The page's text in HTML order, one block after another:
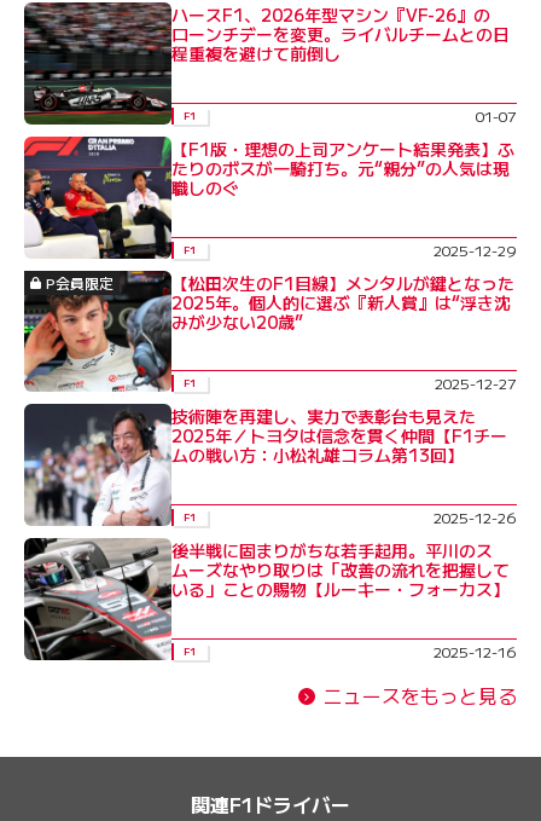
ハースF1、2026年型マシン『VF-26』の
ローンチデーを変更。ライバルチームとの日
程重複を避けて前倒し
F1 01-07
【F1版・理想の上司アンケート結果発表】ふ
たりのボスが一騎打ち。元“親分”の人気は現
職しのぐ
F1
2025-12-29
P会員限定
【松田次生のF1目線】メンタルが鍵となった
2025年。個人的に選ぶ『新人賞』は“浮き沈
みが少ない20歳”
F1 2025-12-27
技術陣を再建し、実力で表彰台も見えた
2025年／トヨタは信念を貫く仲間【F1チー
ムの戦い方：小松礼雄コラム第13回】
F1 2025-12-26
後半戦に固まりがちな若手起用。平川のス
ムーズなやり取りは「改善の流れを把握して
いる」ことの賜物【ルーキー・フォーカス】
F1 2025-12-16
ニュースをもっと見る
関連F1ドライバー